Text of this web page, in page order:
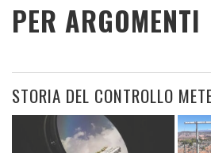
PER ARGOMENTI
STORIA DEL CONTROLLO